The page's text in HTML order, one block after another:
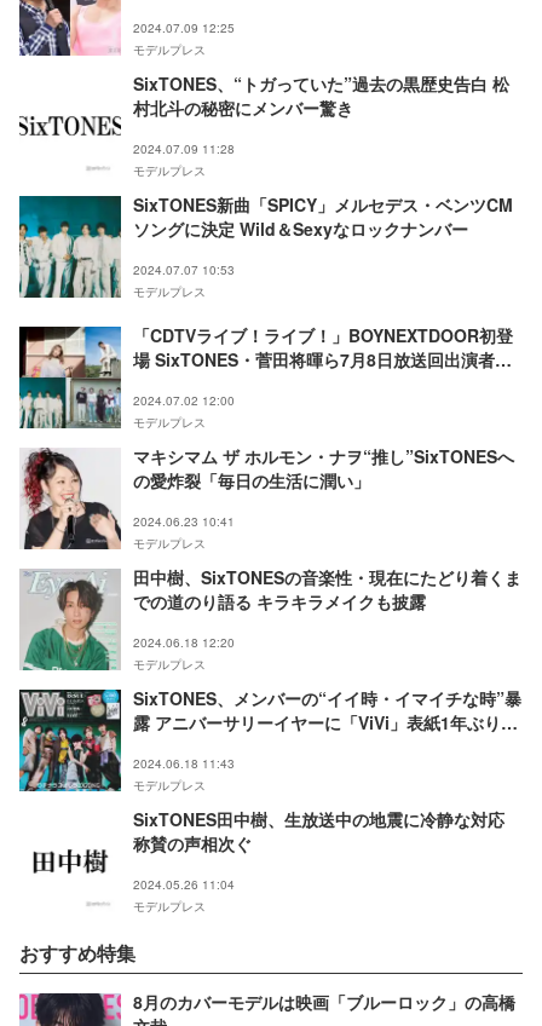
2024.07.09 12:25
モデルプレス
SixTONES、“トガっていた”過去の黒歴史告白 松
村北斗の秘密にメンバー驚き
2024.07.09 11:28
モデルプレス
SixTONES新曲「SPICY」メルセデス・ベンツCM
ソングに決定 Wild＆Sexyなロックナンバー
2024.07.07 10:53
モデルプレス
「CDTVライブ！ライブ！」BOYNEXTDOOR初登
場 SixTONES・菅田将暉ら7月8日放送回出演者発
2024.07.02 12:00
モデルプレス
マキシマム ザ ホルモン・ナヲ“推し”SixTONESへ
の愛炸裂「毎日の生活に潤い」
2024.06.23 10:41
モデルプレス
田中樹、SixTONESの音楽性・現在にたどり着くま
での道のり語る キラキラメイクも披露
2024.06.18 12:20
モデルプレス
SixTONES、メンバーの“イイ時・イマイチな時”暴
露 アニバーサリーイヤーに「ViVi」表紙1年ぶりカ
2024.06.18 11:43
モデルプレス
SixTONES田中樹、生放送中の地震に冷静な対応
称賛の声相次ぐ
2024.05.26 11:04
モデルプレス
おすすめ特集
8月のカバーモデルは映画「ブルーロック」の高橋